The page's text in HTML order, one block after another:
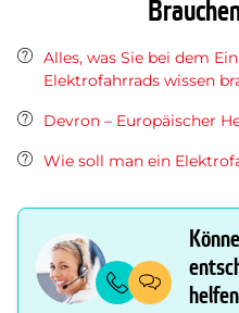
Alles, was Sie bei dem
Elektrofahrrads wissen
Devron – Europäischer
Wie soll man ein
helfen